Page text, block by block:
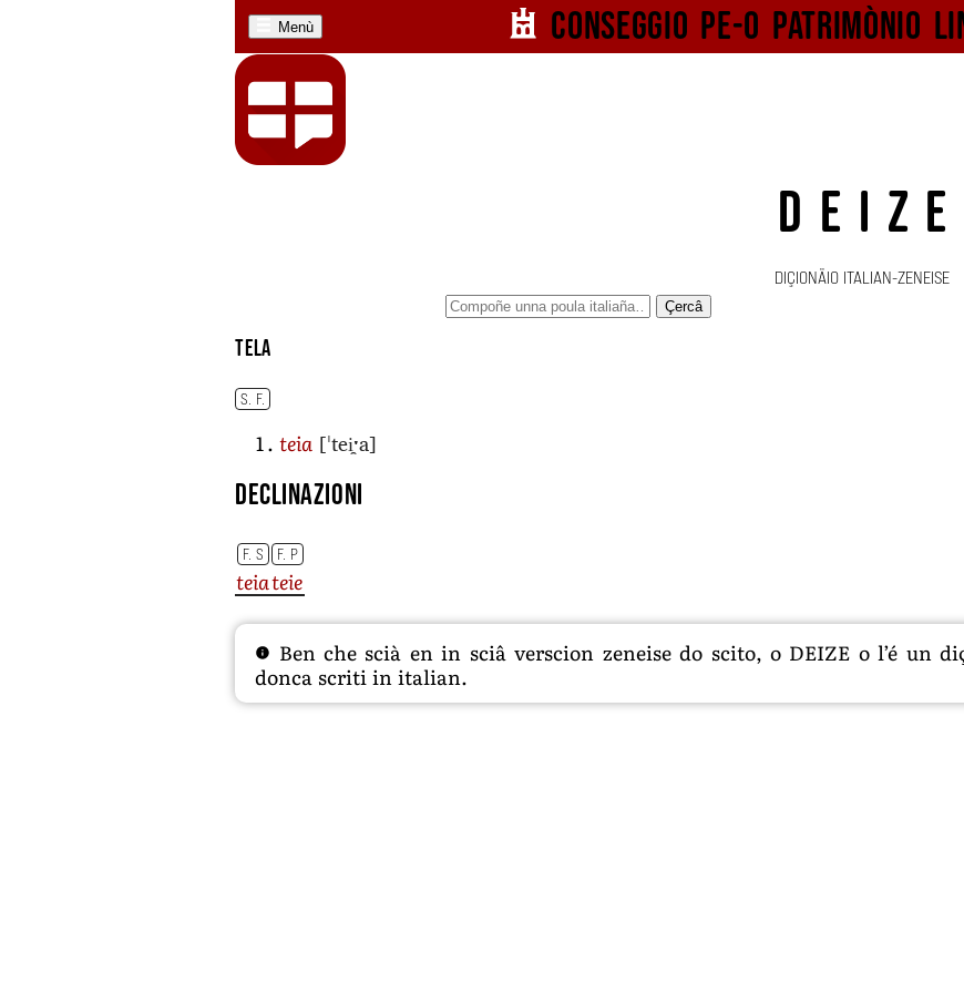
Menù Conseggio pe-o patrimònio
DEIZE
DIÇIONÄIO ITALIAN-ZENEISE
Çercâ
tela
S. F.
teia [ˈtei̯ˑa]
Declinazioni
F. S F. P
teiateie
Ben che scià en in sciâ verscion zeneise do scito, o DEIZE o l’é un
donca scriti in italian.